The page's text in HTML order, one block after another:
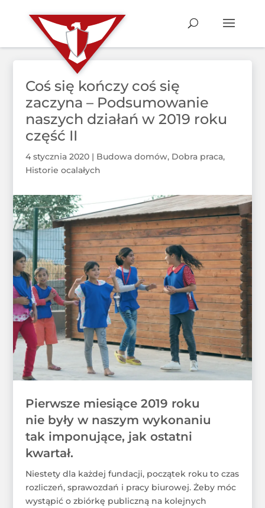
Coś się kończy coś się
zaczyna – Podsumowanie
naszych działań w 2019 roku
część II
4 stycznia 2020| Budowa domów, Dobra praca,
Historie ocalałych
Pierwsze miesiące 2019 roku
nie były w naszym wykonaniu
tak imponujące, jak ostatni
kwartał.
Niestety dla każdej fundacji, początek roku to czas
rozliczeń, sprawozdań i pracy biurowej. Żeby móc
wystąpić o zbiórkę publiczną na kolejnych